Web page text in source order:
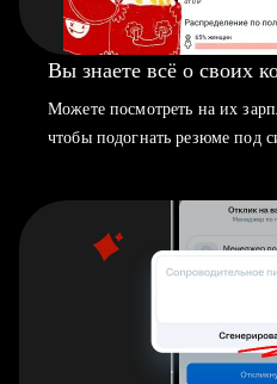
Вы знаете всё о своих
Можете посмотреть на их
чтобы подогнать резюме под